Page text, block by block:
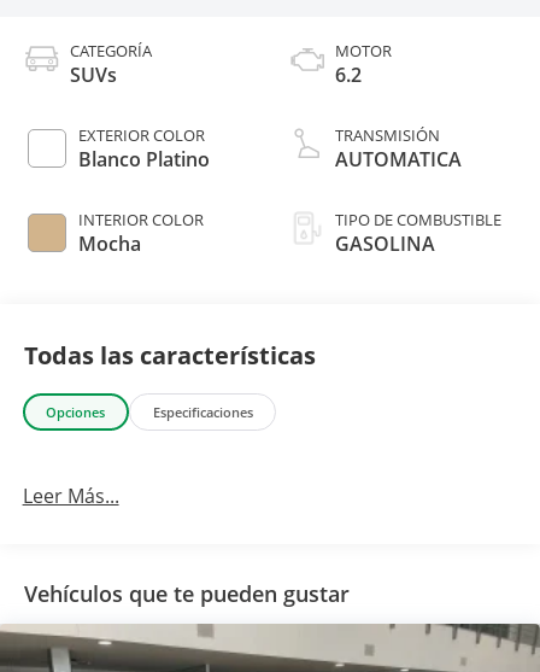
CATEGORÍA
SUVs
EXTERIOR COLOR
Blanco Platino
INTERIOR COLOR
Mocha
MOTOR
6.2
TRANSMISIÓN
AUTOMATICA
TIPO DE COMBUSTIBLE
GASOLINA
Todas las características
Opciones Especificaciones
Leer Más...
Vehículos que te pueden gustar